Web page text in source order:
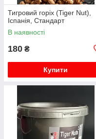
Тигровий горіх (Tiger Nut),
Іспанія, Стандарт
В наявності
180 ₴
Купити